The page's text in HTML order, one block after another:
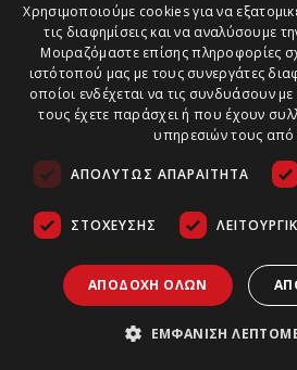
Χρησιμοποιούμε cookies για να
τις διαφημίσεις και να αναλύσουμε
Μοιραζόμαστε επίσης πληροφορίες
ιστότοπού μας με τους συνεργάτες
οποίοι ενδέχεται να τις συνδυάσουν
τους έχετε παράσχει ή που έχουν
υπηρεσιών τους από
ΑΠΟΛΎΤΩΣ ΑΠΑΡΑΊΤΗΤΑ
ΣΤΌΧΕΥΣΗΣ
ΑΠΟΔΟΧΉ ΌΛΩΝ
ΕΜΦΆΝΙΣΗ